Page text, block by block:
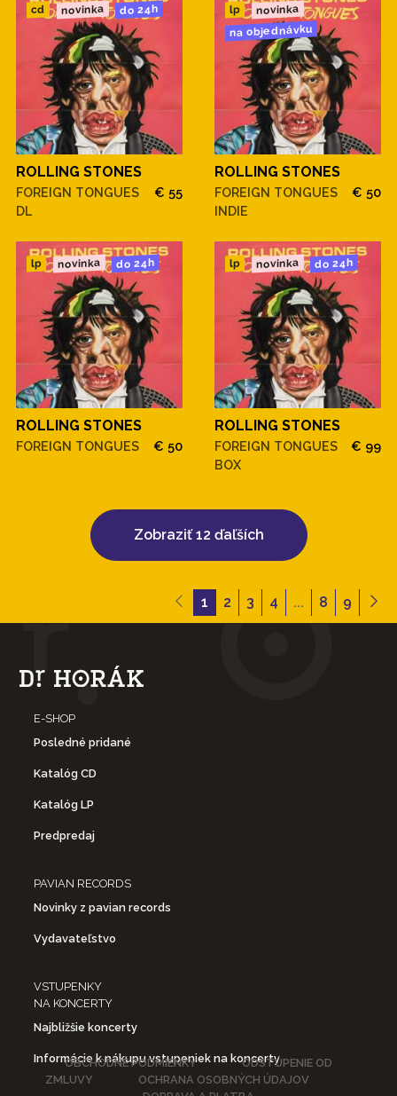
cd novinka do 24h
ROLLING STONES
FOREIGN TONGUES
DL
€ 55
lp novinka
na objednávku
ROLLING STONES
FOREIGN TONGUES
INDIE
€ 50
lp novinka do 24h
ROLLING STONES
FOREIGN TONGUES € 50
lp novinka do 24h
ROLLING STONES
FOREIGN TONGUES
BOX
€ 99
Zobraziť 12 ďaľších
1 2 3 4 ... 8 9
E-SHOP
Posledné pridané
Katalóg CD
Katalóg LP
Predpredaj
PAVIAN RECORDS
Novinky z pavian records
Vydavateľstvo
VSTUPENKY
NA KONCERTY
Najbližšie koncerty
Informácie k nákupu vstupeniek na koncerty
OBCHODNÉ PODMIENKY
ODSTÚPENIE OD
ZMLUVY
OCHRANA OSOBNÝCH ÚDAJOV